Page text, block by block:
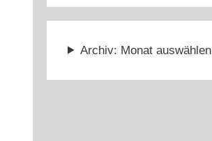
Archiv: Monat auswählen